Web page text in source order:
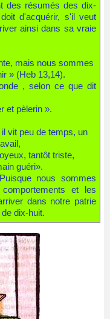
des résumés des dix-
d'acquérir, s'il veut
ainsi dans sa vraie
mais nous sommes
» (Heb 13,14).
, selon ce que dit
et pèlerin ».
vit peu de temps, un
tantôt triste,
guéri».
nous sommes
et les
dans notre patrie
dix-huit.